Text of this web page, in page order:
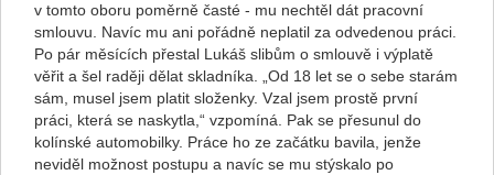
v tomto oboru poměrně časté - mu nechtěl dát pracovní
smlouvu. Navíc mu ani pořádně neplatil za odvedenou práci.
Po pár měsících přestal Lukáš slibům o smlouvě i výplatě
věřit a šel raději dělat skladníka. „Od 18 let se o sebe starám
sám, musel jsem platit složenky. Vzal jsem prostě první
práci, která se naskytla,“ vzpomíná. Pak se přesunul do
kolínské automobilky. Práce ho ze začátku bavila, jenže
neviděl možnost postupu a navíc se mu stýskalo po